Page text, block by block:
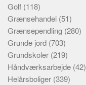
Golf (118)
Grænsehandel (51)
Grænsependling (280)
Grunde jord (703)
Grundskoler (219)
Håndværksarbejde (42)
Helårsboliger (339)